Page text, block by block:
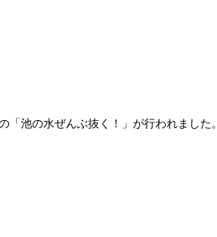
池の水ぜんぶ抜く！」が行われました。